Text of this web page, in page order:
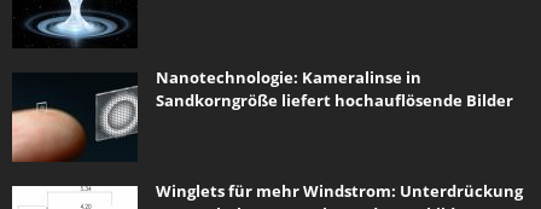
Nanotechnologie: Kameralinse in
Sandkorngröße liefert hochauflösende Bilder
Winglets für mehr Windstrom: Unterdrückung